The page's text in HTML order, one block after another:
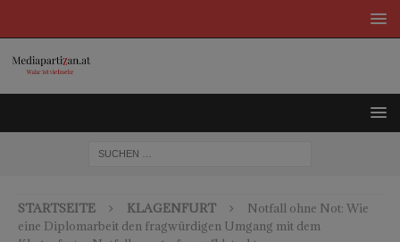
STARTSEITE KLAGENFURT
Notfall ohne Not: Wie
eine Diplomarbeit den fragwürdigen Umgang mit dem